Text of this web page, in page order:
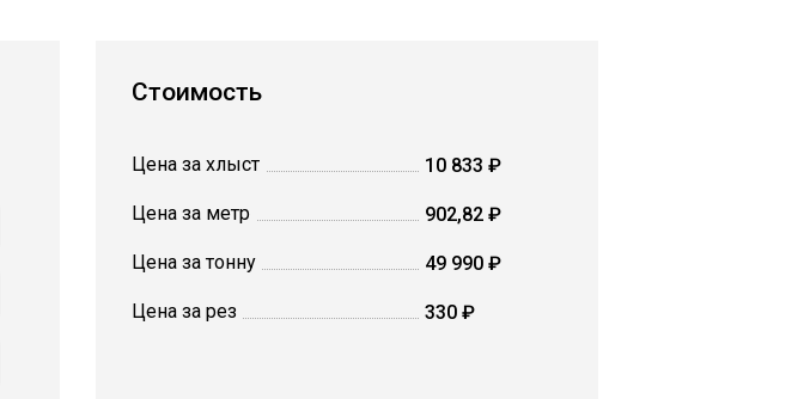
Стоимость
Цена за хлыст 10 833 ₽
Цена за метр 902,82 ₽
Цена за тонну 49 990 ₽
Цена за рез 330 ₽